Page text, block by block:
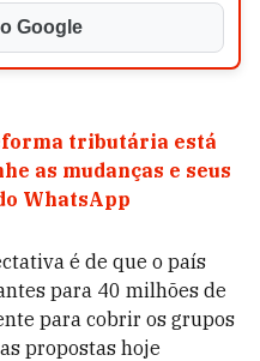
Google
tributária está
as mudanças e seus
WhatsApp
é de que o país
para 40 milhões de
para cobrir os grupos
propostas hoje